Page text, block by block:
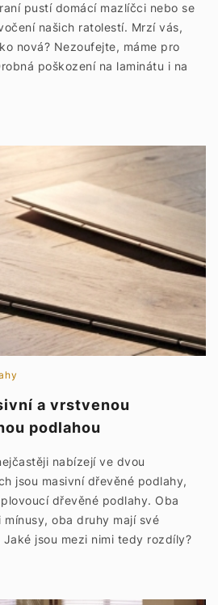
pustí domácí mazlíčci nebo se
našich ratolestí. Mrzí vás,
nová? Nezoufejte, máme pro
poškození na laminátu i na
a vrstvenou
podlahou
nabízejí ve dvou
jsou masivní dřevěné podlahy,
dřevěné podlahy. Oba
oba druhy mají své
jsou mezi nimi tedy rozdíly?